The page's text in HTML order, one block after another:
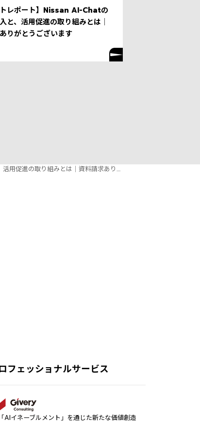
トレポート】Nissan AI-Chatの
と、活用促進の取り組みとは｜
りがとうございます
用促進の取り組みとは｜資料請求あり....
フェッショナルサービス
「AIイネーブルメント」を通じた新たな価値創造